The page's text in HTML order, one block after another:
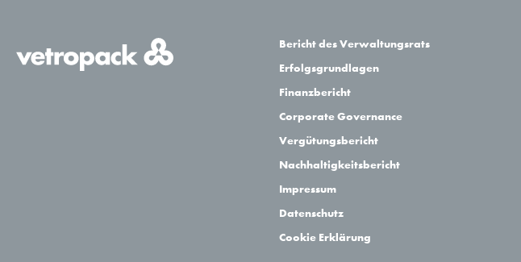
Bericht des Verwaltungsrats
Erfolgsgrundlagen
Finanzbericht
Corporate Governance
Vergütungsbericht
Nachhaltigkeitsbericht
Impressum
Datenschutz
Cookie Erklärung